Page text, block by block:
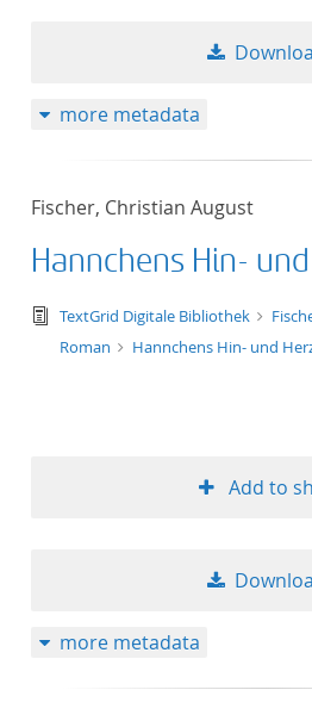
more metadata
Fischer, Christian August
Hannchens Hin-
text/
TextGrid Digitale Bibliothek
Roman
Hannchens Hin- und
Add to
more metadata